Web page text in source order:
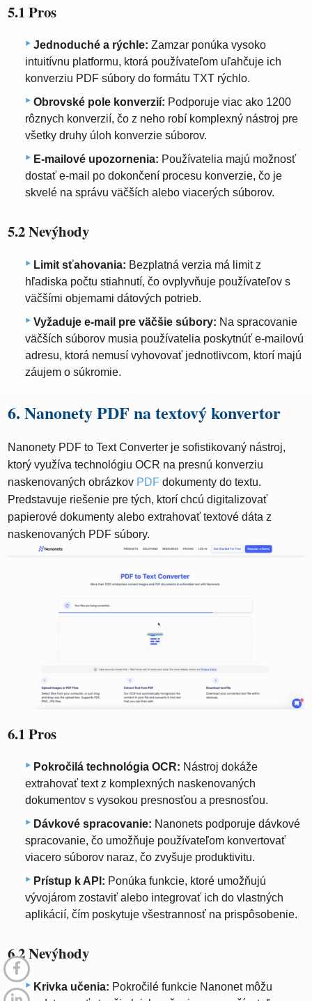
5.1 Pros
Jednoduché a rýchle: Zamzar ponúka vysoko
intuitívnu platformu, ktorá používateľom uľahčuje ich
konverziu PDF súbory do formátu TXT rýchlo.
Obrovské pole konverzií: Podporuje viac ako 1200
rôznych konverzií, čo z neho robí komplexný nástroj pre
všetky druhy úloh konverzie súborov.
E-mailové upozornenia: Používatelia majú možnosť
dostať e-mail po dokončení procesu konverzie, čo je
skvelé na správu väčších alebo viacerých súborov.
5.2 Nevýhody
Limit sťahovania: Bezplatná verzia má limit z
hľadiska počtu stiahnutí, čo ovplyvňuje používateľov s
väčšími objemami dátových potrieb.
Vyžaduje e-mail pre väčšie súbory: Na spracovanie
väčších súborov musia používatelia poskytnúť e-mailovú
adresu, ktorá nemusí vyhovovať jednotlivcom, ktorí majú
záujem o súkromie.
6. Nanonety PDF na textový konvertor
Nanonety PDF to Text Converter je sofistikovaný nástroj,
ktorý využíva technológiu OCR na presnú konverziu
naskenovaných obrázkov PDF dokumenty do textu.
Predstavuje riešenie pre tých, ktorí chcú digitalizovať
papierové dokumenty alebo extrahovať textové dáta z
naskenovaných PDF súbory.
6.1 Pros
Pokročilá technológia OCR: Nástroj dokáže
extrahovať text z komplexných naskenovaných
dokumentov s vysokou presnosťou a presnosťou.
Dávkové spracovanie: Nanonets podporuje dávkové
spracovanie, čo umožňuje používateľom konvertovať
viacero súborov naraz, čo zvyšuje produktivitu.
Prístup k API: Ponúka funkcie, ktoré umožňujú
vývojárom zostaviť alebo integrovať ich do vlastných
aplikácií, čím poskytuje všestrannosť na prispôsobenie.
6.2 Nevýhody
Krivka učenia: Pokročilé funkcie Nanonet môžu